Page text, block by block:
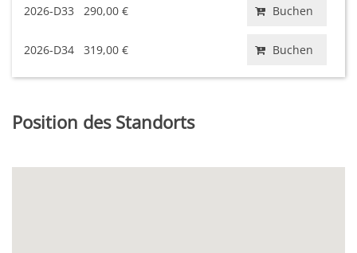
2026-D33 290,00 € Buchen
2026-D34 319,00 € Buchen
Position des Standorts